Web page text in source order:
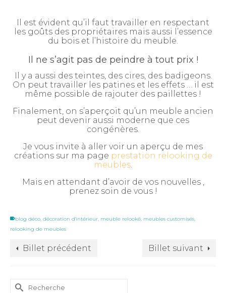
Il est évident qu’il faut travailler en respectant
les goûts des propriétaires mais aussi l’essence
du bois et l’histoire du meuble.
Il ne s’agit pas de peindre à tout prix !
Il y a aussi des teintes, des cires, des badigeons.
On peut travailler les patines et les effets … il est
même possible de rajouter des paillettes !
Finalement, on s’aperçoit qu’un meuble ancien
peut devenir aussi moderne que ces
congénères.
Je vous invite à aller voir un aperçu de mes
créations sur ma page prestation relooking de
meubles.
Mais en attendant d’avoir de vos nouvelles ,
prenez soin de vous !
blog déco, décoration d'intérieur, meuble relooké, meubles customisés,
relooking de meubles
Billet précédent Billet suivant
Rechercher :